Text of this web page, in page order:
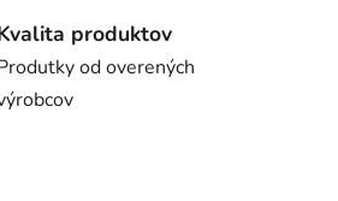
produktov
od overených